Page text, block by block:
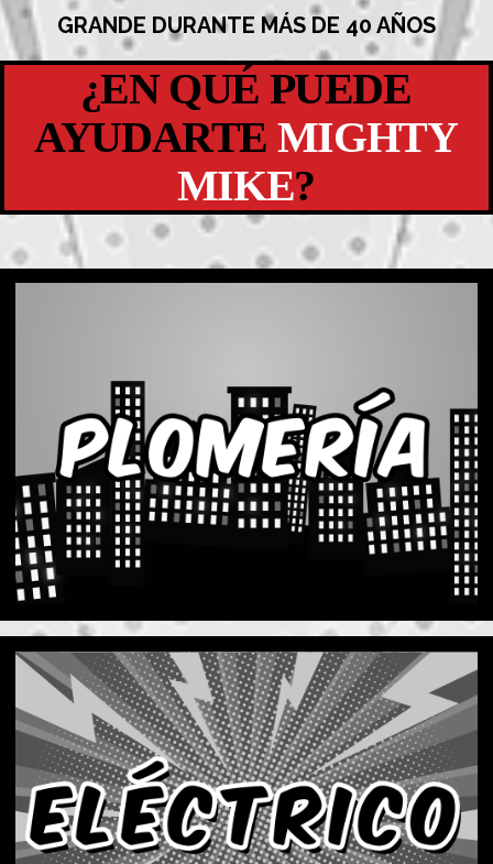
GRANDE DURANTE MÁS DE 40 AÑOS
¿EN QUÉ PUEDE
AYUDARTE MIGHTY
MIKE?
Aquí en Mike's todos nuestros técnicos están
certificados y probados. Podemos manejar todo
tipo de problemas de fontanería.
Ver Servicios de Plomería
SERVICIOS ELÉCTRICOS
No espere para solucionar un problema eléctrico.
Nuestros técnicos son los mejores en arreglar
todos los cortes, cableado y conexiones.